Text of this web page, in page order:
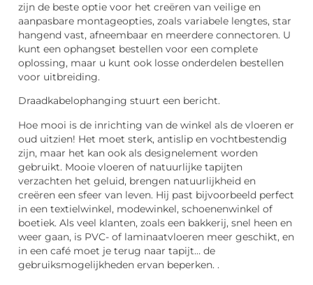
zijn de beste optie voor het creëren van veilige en
aanpasbare montageopties, zoals variabele lengtes, star
hangend vast, afneembaar en meerdere connectoren. U
kunt een ophangset bestellen voor een complete
oplossing, maar u kunt ook losse onderdelen bestellen
voor uitbreiding.
Draadkabelophanging stuurt een bericht.
Hoe mooi is de inrichting van de winkel als de vloeren er
oud uitzien! Het moet sterk, antislip en vochtbestendig
zijn, maar het kan ook als designelement worden
gebruikt. Mooie vloeren of natuurlijke tapijten
verzachten het geluid, brengen natuurlijkheid en
creëren een sfeer van leven. Hij past bijvoorbeeld perfect
in een textielwinkel, modewinkel, schoenenwinkel of
boetiek. Als veel klanten, zoals een bakkerij, snel heen en
weer gaan, is PVC- of laminaatvloeren meer geschikt, en
in een café moet je terug naar tapijt… de
gebruiksmogelijkheden ervan beperken. .